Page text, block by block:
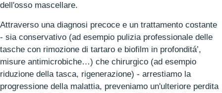
dell'osso mascellare.
Attraverso una diagnosi precoce e un trattamento costante
- sia conservativo (ad esempio pulizia professionale delle
tasche con rimozione di tartaro e biofilm in profonditá’,
misure antimicrobiche…) che chirurgico (ad esempio
riduzione della tasca, rigenerazione) - arrestiamo la
progressione della malattia, preveniamo un'ulteriore perdita